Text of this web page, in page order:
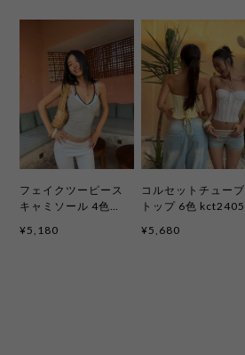
フェイクツーピース
キャミソール 4色
¥5,180
コルセットチューブ
トップ 6色 kct2405
¥5,680